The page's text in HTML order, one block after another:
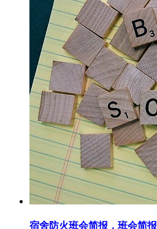
宿舍防火班会简报，班会简报